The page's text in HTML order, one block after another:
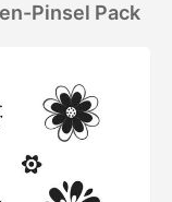
Pinsel Pack